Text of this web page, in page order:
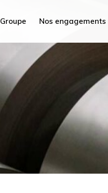
PEC Tunisie
France
PEC MED
Hydrex International
Maroc
Nos engagements
PEC Tunisie
PEC MED
PEC Plus
Hydrex International
PEC Chine
PEC Mi
PEC AC